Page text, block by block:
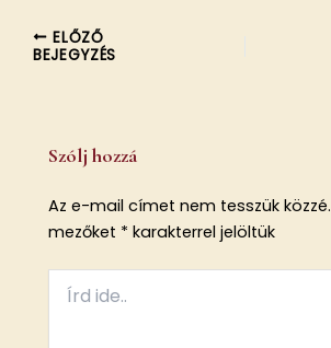
ELŐZŐ
BEJEGYZÉS
Szólj hozzá
Az e-mail címet nem tesszük közzé.
mezőket * karakterrel jelöltük
ide..